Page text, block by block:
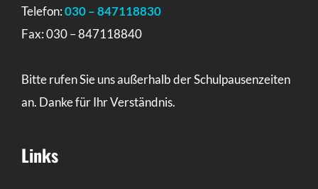
Telefon:030 – 847118830
Fax: 030 – 847118840
Bitte rufen Sie uns außerhalb der Schulpausenzeiten
an. Danke für Ihr Verständnis.
Links